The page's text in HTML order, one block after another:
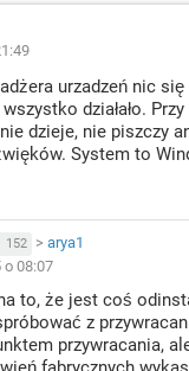
urzadzeń nic
działało.
dzieje, nie piszczy
System to
152 > arya1
o 08:07
to, że jest coś
z
przywracania,